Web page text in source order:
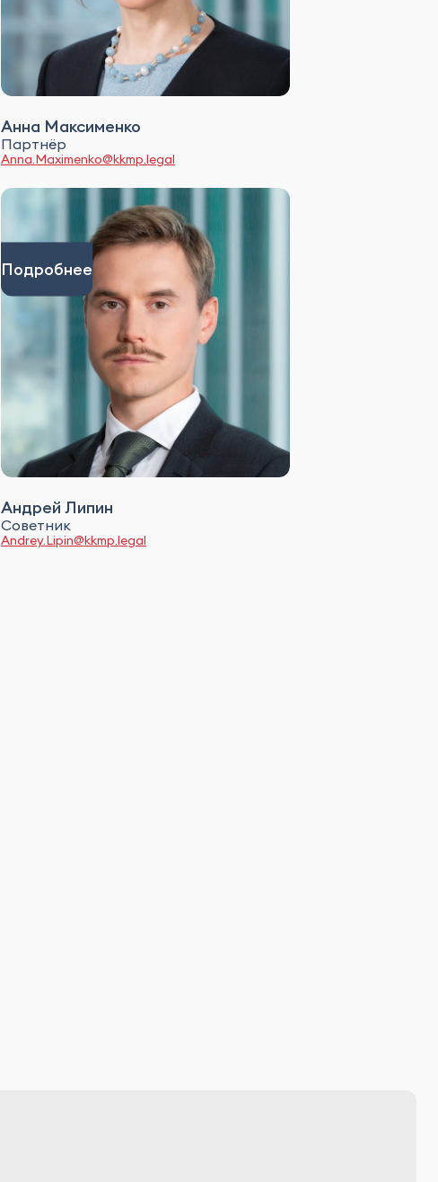
Анна Максименко
Партнёр
Anna.Maximenko@kkmp.legal
Подробнее
Андрей Липин
Советник
Andrey.Lipin@kkmp.legal